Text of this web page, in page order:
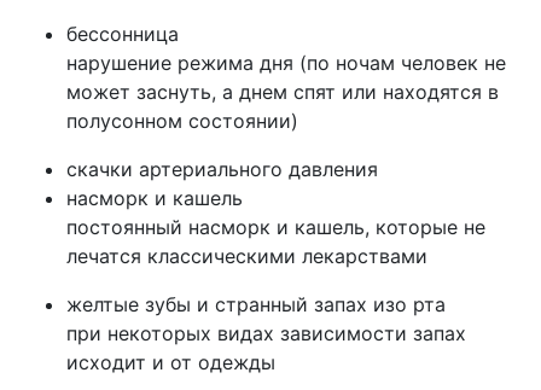
бессонница
нарушение режима дня (по ночам человек не
может заснуть, а днем спят или находятся в
полусонном состоянии)
скачки артериального давления
насморк и кашель
постоянный насморк и кашель, которые не
лечатся классическими лекарствами
желтые зубы и странный запах изо рта
при некоторых видах зависимости запах
исходит и от одежды